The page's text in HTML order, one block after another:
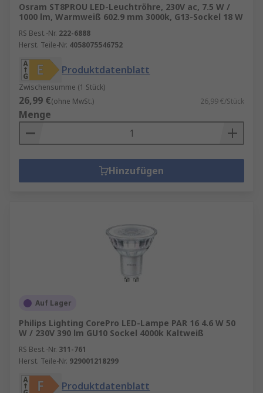
Osram ST8PROU LED-Leuchtröhre, 230V ac, 7.5 W /
1000 lm, Warmweiß 602.9 mm 3000k, G13-Sockel 18 W
RS Best.-Nr. 222-6888
Herst. Teile-Nr. 4058075546752
Produktdatenblatt
Zwischensumme (1 Stück)
26,99 €(ohne MwSt.) 26,99 €/Stück
Menge
Hinzufügen
Auf Lager
Philips Lighting CorePro LED-Lampe PAR 16 4.6 W 50
W / 230V 390 lm GU10 Sockel 4000k Kaltweiß
RS Best.-Nr. 311-761
Herst. Teile-Nr. 929001218299
Produktdatenblatt